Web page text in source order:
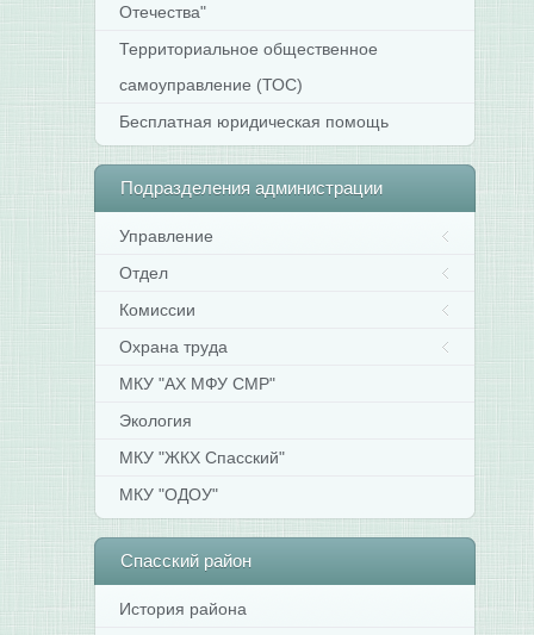
Отечества"
Территориальное общественное
самоуправление (ТОС)
Бесплатная юридическая помощь
Подразделения администрации
Управление
Отдел
Комиссии
Охрана труда
МКУ "АХ МФУ СМР"
Экология
МКУ "ЖКХ Спасский"
МКУ "ОДОУ"
Спасскийрайон
История района